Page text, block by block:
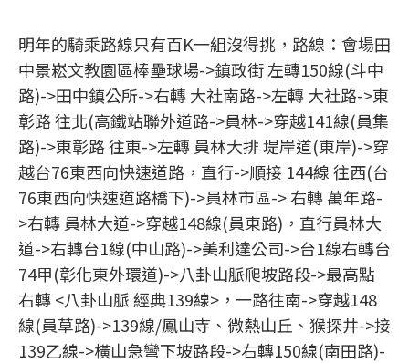
明年的騎乘路線只有百K一組沒得挑，路線：會場田
中景崧文教園區棒壘球場->鎮政街 左轉150線(斗中
路)->田中鎮公所->右轉 大社南路->左轉 大社路->東
彰路 往北(高鐵站聯外道路->員林->穿越141線(員集
路)->東彰路 往東->左轉 員林大排 堤岸道(東岸)->穿
越台76東西向快速道路，直行->順接 144線 往西(台
76東西向快速道路橋下)->員林市區-> 右轉 萬年路-
>右轉 員林大道->穿越148線(員東路)，直行員林大
道->右轉台1線(中山路)->美利達公司->台1線右轉台
74甲(彰化東外環道)->八卦山脈爬坡路段->最高點
右轉 <八卦山脈 經典139線>，一路往南->穿越148
線(員草路)->139線/鳳山寺、微熱山丘、猴探井->接
139乙線->橫山急彎下坡路段->右轉150線(南田路)-